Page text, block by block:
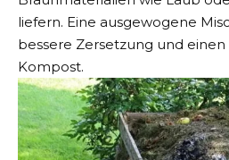
liefern. Eine ausgewogene
bessere Zersetzung und
Kompost.